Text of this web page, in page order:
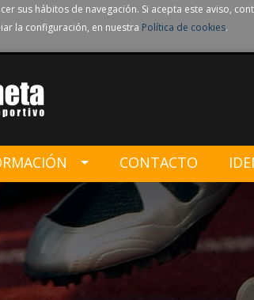
sus hábitos de navegación. Si acepta este aviso,
la configuración, en nuestra Política de cookies.
CONTACTO